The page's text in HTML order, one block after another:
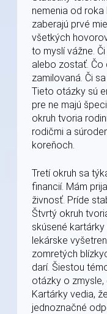
nemenia od
zaberajú prvé
všetkých
to myslí vážne.
alebo zostať. Čo
zamilovaná. Či
Tieto otázky sú
pre ne majú
okruh tvoria
rodičmi a
koreňoch.
Tretí okruh sa
financií. Mám
živnosť. Príde
Štvrtý okruh
skúsené
lekárske
zomretých
darí. Šiestou
otázky o zmysle,
Kartárky vedia,
jednoznačné